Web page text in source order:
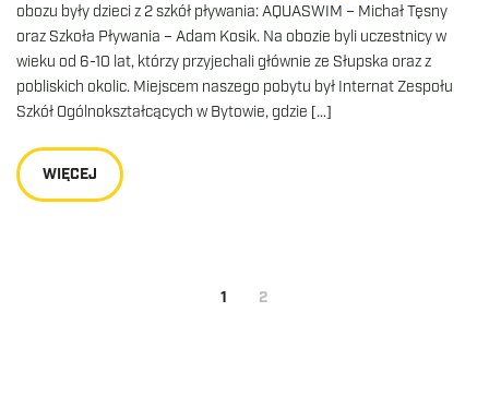
obozu były dzieci z 2 szkół pływania: AQUASWIM – Michał Tęsny
oraz Szkoła Pływania – Adam Kosik. Na obozie byli uczestnicy w
wieku od 6-10 lat, którzy przyjechali głównie ze Słupska oraz z
pobliskich okolic. Miejscem naszego pobytu był Internat Zespołu
Szkół Ogólnokształcących w Bytowie, gdzie […]
WIĘCEJ
1 2